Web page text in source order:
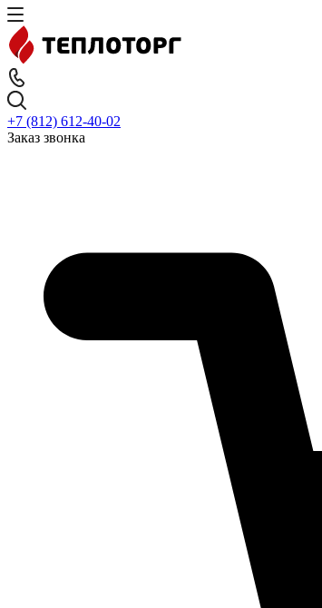
+7 (812) 612-40-02
Заказ звонка